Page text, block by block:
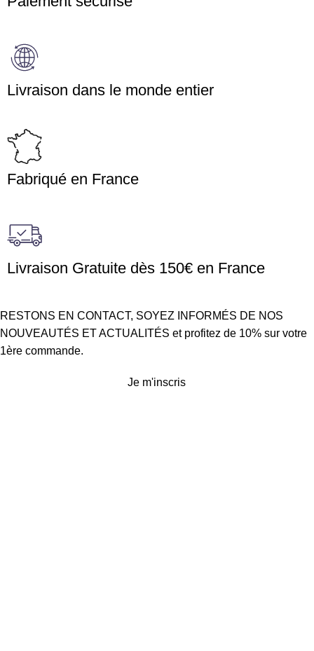
Livraison dans le monde entier
Fabriqué en France
Livraison Gratuite dès 150€ en France
RESTONS EN CONTACT, SOYEZ INFORMÉS DE NOS
NOUVEAUTÉS ET ACTUALITÉS et profitez de 10% sur votre
1ère commande.
Je m'inscris